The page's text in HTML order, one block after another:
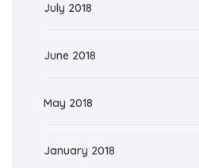
July 2018
June 2018
May 2018
January 2018